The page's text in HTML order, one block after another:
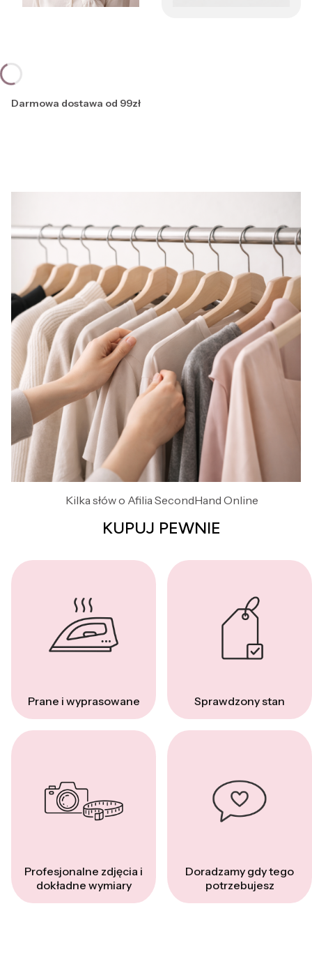
Darmowa dostawa od 99zł
Kilka słów o Afilia SecondHand Online
KUPUJ PEWNIE
Prane i wyprasowane Sprawdzony stan
Profesjonalne zdjęcia i
dokładne wymiary
Doradzamy gdy tego
potrzebujesz